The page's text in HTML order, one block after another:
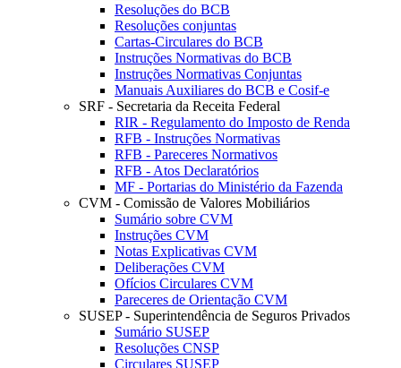
Resoluções do BCB
Resoluções conjuntas
Cartas-Circulares do BCB
Instruções Normativas do BCB
Instruções Normativas Conjuntas
Manuais Auxiliares do BCB e Cosif-e
SRF - Secretaria da Receita Federal
RIR - Regulamento do Imposto de Renda
RFB - Instruções Normativas
RFB - Pareceres Normativos
RFB - Atos Declaratórios
MF - Portarias do Ministério da Fazenda
CVM - Comissão de Valores Mobiliários
Sumário sobre CVM
Instruções CVM
Notas Explicativas CVM
Deliberações CVM
Ofícios Circulares CVM
Pareceres de Orientação CVM
SUSEP - Superintendência de Seguros Privados
Sumário SUSEP
Resoluções CNSP
Circulares SUSEP